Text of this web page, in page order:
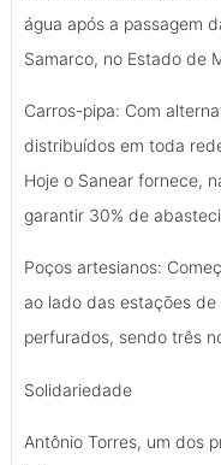
água após a passagem
Samarco, no Estado de
Carros-pipa: Com
distribuídos em toda
Hoje o Sanear fornece,
garantir 30% de
Poços artesianos:
ao lado das estações
perfurados, sendo três
Solidariedade
Antônio Torres, um dos